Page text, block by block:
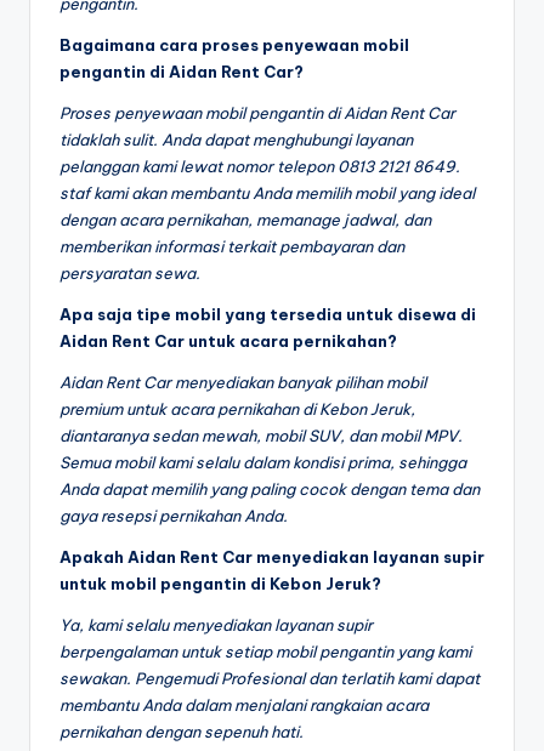
Bagaimana cara proses penyewaan mobil
pengantin di Aidan Rent Car?
Proses penyewaan mobil pengantin di Aidan Rent Car
tidaklah sulit. Anda dapat menghubungi layanan
pelanggan kami lewat nomor telepon 0813 2121 8649.
staf kami akan membantu Anda memilih mobil yang ideal
dengan acara pernikahan, memanage jadwal, dan
memberikan informasi terkait pembayaran dan
persyaratan sewa.
Apa saja tipe mobil yang tersedia untuk disewa di
Aidan Rent Car untuk acara pernikahan?
Aidan Rent Car menyediakan banyak pilihan mobil
premium untuk acara pernikahan di Kebon Jeruk,
diantaranya sedan mewah, mobil SUV, dan mobil MPV.
Semua mobil kami selalu dalam kondisi prima, sehingga
Anda dapat memilih yang paling cocok dengan tema dan
gaya resepsi pernikahan Anda.
Apakah Aidan Rent Car menyediakan layanan supir
untuk mobil pengantin di Kebon Jeruk?
Ya, kami selalu menyediakan layanan supir
berpengalaman untuk setiap mobil pengantin yang kami
sewakan. Pengemudi Profesional dan terlatih kami dapat
membantu Anda dalam menjalani rangkaian acara
pernikahan dengan sepenuh hati.